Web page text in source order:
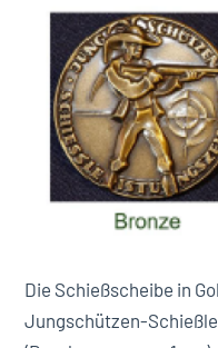
Die Schießscheibe in
Jungschützen-